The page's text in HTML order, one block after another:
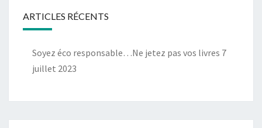
ARTICLES RÉCENTS
Soyez éco responsable…Ne jetez pas vos livres 7
juillet 2023